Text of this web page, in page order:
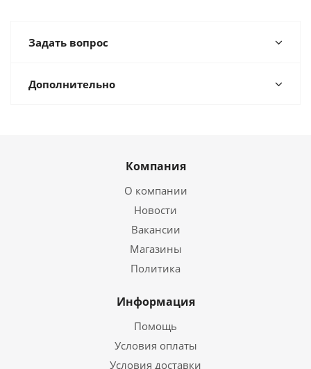
Задать вопрос
Дополнительно
Компания
О компании
Новости
Вакансии
Магазины
Политика
Информация
Помощь
Условия оплаты
Условия доставки